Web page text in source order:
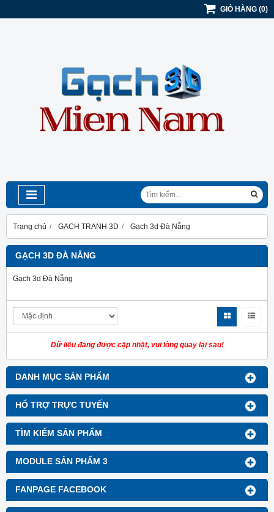
GIỎ HÀNG (0)
Trang chủ GẠCH TRANH 3D Gạch 3d Đà Nẵng
DANH MỤC SẢN PHẨM
HỔ TRỢ TRỰC TUYẾN
TÌM KIẾM SẢN PHẨM
MODULE SẢN PHẨM 3
FANPAGE FACEBOOK
GẠCH 3D ĐÀ NẴNG
Gạch 3d Đà Nẵng
Dữ liệu đang được cập nhật, vui lòng quay lại sau!